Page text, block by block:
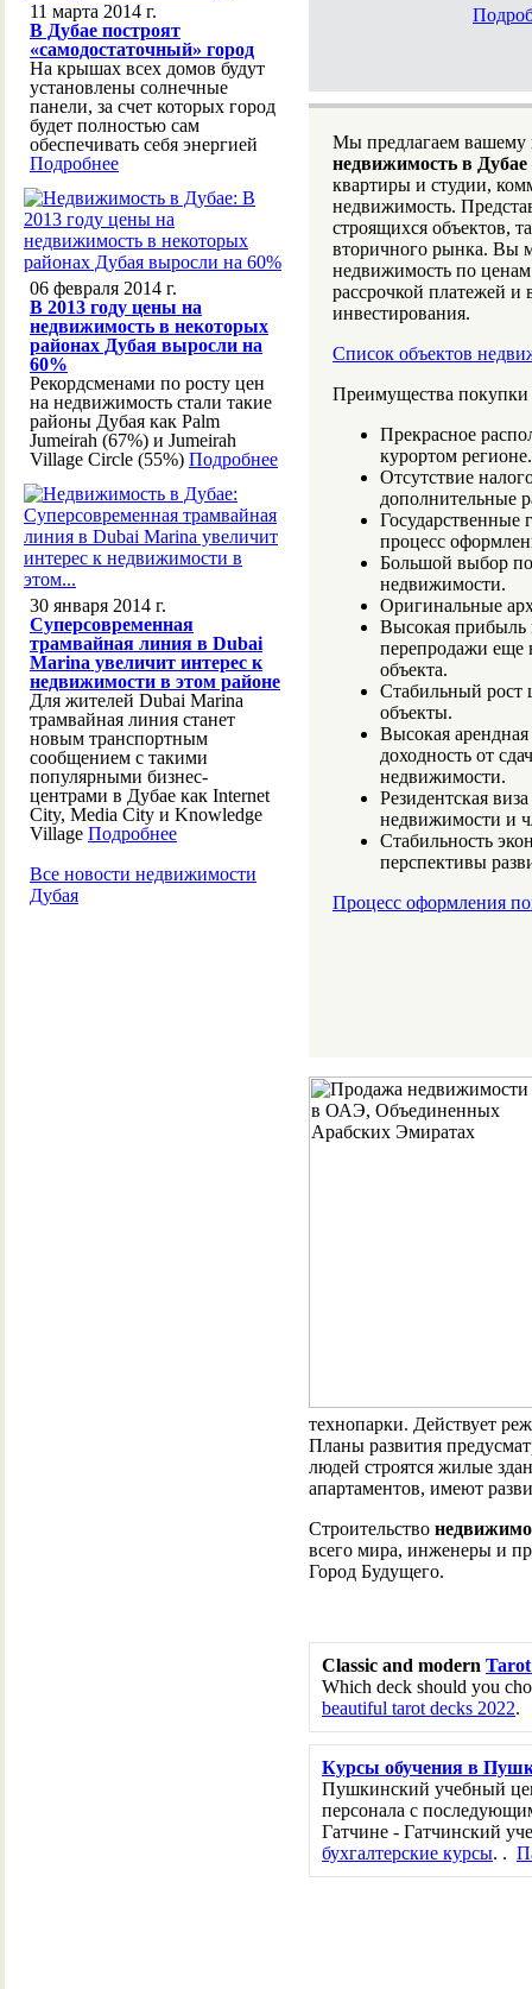
Мы предлагаем
недвижимость в Дубае
квартиры и студии,
недвижимость.
строящихся объектов,
вторичного рынка. Вы
недвижимость по
рассрочкой платежей
инвестирования.
Список объектов
Преимущества
Прекрасное
курортом регионе.
Отсутствие
дополнительные
Государственные
процесс
Большой выбор
недвижимости.
Оригинальные
Высокая прибыль
перепродажи еще
объекта.
Стабильный рост
объекты.
Высокая
доходность от
недвижимости.
Резидентская
недвижимости и
Стабильность
перспективы
Процесс оформления
технопарки. Действует
Планы развития
людей строятся жилые
апартаментов, имеют
Строительство
всего мира, инженеры и
Город Будущего.
Classic and modern
Which deck should you
beautiful tarot decks 2022.
Курсы обучения в
Пушкинский учебный
персонала с
Гатчине - Гатчинский
бухгалтерские курсы. .
11 марта 2014 г.
В Дубае построят
«самодостаточный» город
На крышах всех домов будут
установлены солнечные
панели, за счет которых город
будет полностью сам
обеспечивать себя энергией
Подробнее
06 февраля 2014 г.
В 2013 году цены на
недвижимость в некоторых
районах Дубая выросли на
60%
Рекордсменами по росту цен
на недвижимость стали такие
районы Дубая как Palm
Jumeirah (67%) и Jumeirah
Village Circle (55%) Подробнее
30 января 2014 г.
Суперсовременная
трамвайная линия в Dubai
Marina увеличит интерес к
недвижимости в этом районе
Для жителей Dubai Marina
трамвайная линия станет
новым транспортным
сообщением с такими
популярными бизнес-
центрами в Дубае как Internet
City, Media City и Knowledge
Village Подробнее
Все новости недвижимости
Дубая